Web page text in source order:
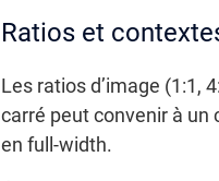
Ratios et
Les ratios d’image (1:1,
carré peut convenir à un
en full-width.